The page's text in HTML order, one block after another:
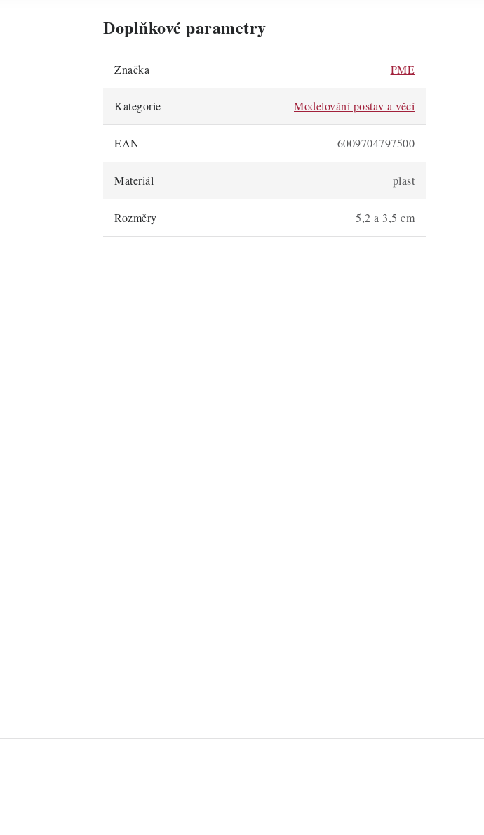
Doplňkové parametry
Značka PME
Kategorie Modelování postav a věcí
EAN 6009704797500
Materiál plast
Rozměry 5,2 a 3,5 cm